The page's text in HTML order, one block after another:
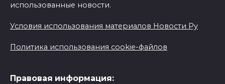
использованные новости.
Условия использования материалов Новости Ру
Политика использования cookie-файлов
Правовая информация: